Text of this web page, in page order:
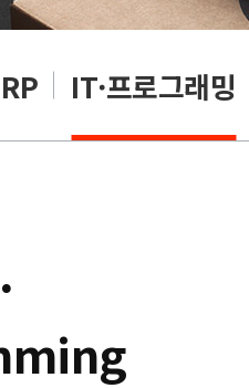
IT·프로그래밍